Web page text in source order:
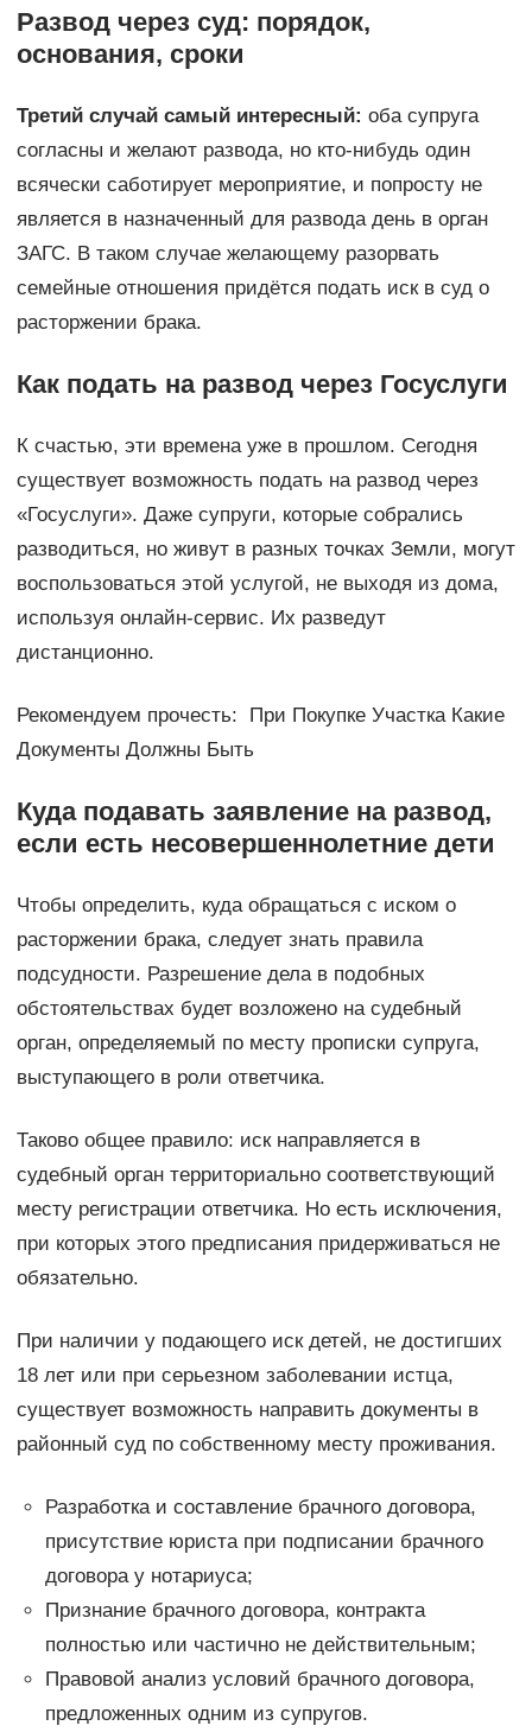
Развод через суд: порядок,
основания, сроки
Третий случай самый интересный: оба супруга
согласны и желают развода, но кто-нибудь один
всячески саботирует мероприятие, и попросту не
является в назначенный для развода день в орган
ЗАГС. В таком случае желающему разорвать
семейные отношения придётся подать иск в суд о
расторжении брака.
Как подать на развод через Госуслуги
К счастью, эти времена уже в прошлом. Сегодня
существует возможность подать на развод через
«Госуслуги». Даже супруги, которые собрались
разводиться, но живут в разных точках Земли, могут
воспользоваться этой услугой, не выходя из дома,
используя онлайн-сервис. Их разведут
дистанционно.
Рекомендуем прочесть: При Покупке Участка Какие
Документы Должны Быть
Куда подавать заявление на развод,
если есть несовершеннолетние дети
Чтобы определить, куда обращаться с иском о
расторжении брака, следует знать правила
подсудности. Разрешение дела в подобных
обстоятельствах будет возложено на судебный
орган, определяемый по месту прописки супруга,
выступающего в роли ответчика.
Таково общее правило: иск направляется в
судебный орган территориально соответствующий
месту регистрации ответчика. Но есть исключения,
при которых этого предписания придерживаться не
обязательно.
При наличии у подающего иск детей, не достигших
18 лет или при серьезном заболевании истца,
существует возможность направить документы в
районный суд по собственному месту проживания.
Разработка и составление брачного договора,
присутствие юриста при подписании брачного
договора у нотариуса;
Признание брачного договора, контракта
полностью или частично не действительным;
Правовой анализ условий брачного договора,
предложенных одним из супругов.